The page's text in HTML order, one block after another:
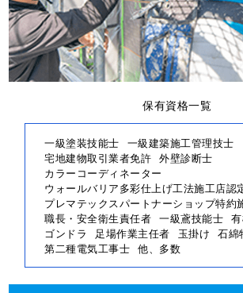
保有資格一覧
一級塗装技能士 一級建築施工管理技士
宅地建物取引業者免許 外壁診断士
カラーコーディネーター
ウォールバリア多彩仕上げ工法施工店認
プレマテックスパートナーショップ特約
職長・安全衛生責任者 一級鳶技能士
ゴンドラ
足場作業主任者 玉掛け 石綿
第二種電気工事士 他、多数